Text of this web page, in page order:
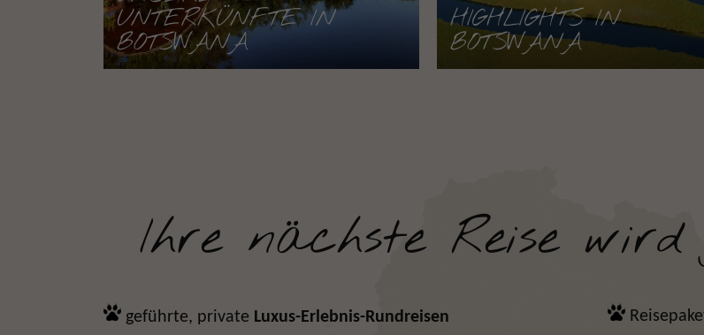
UNTERKÜNFTE IN
BOTSWANA
HIGHLIGHTS IN
BOTSWANA
Ihre nächste Reise wird
geführte, private Luxus-Erlebnis- Rundreisen